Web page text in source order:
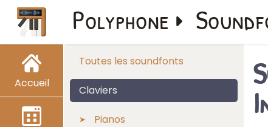
Accueil
Polyphone
Toutes les soundfonts
Claviers
Pianos